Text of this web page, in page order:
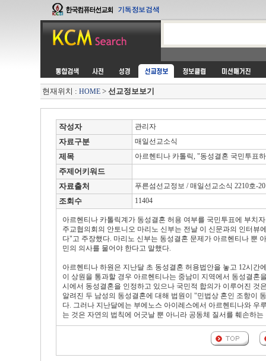
현재위치 : HOME> 선교정보보기
작성자 관리자
자료구분 매일선교소식
제목 아르헨티나 카톨릭, "동성결혼 국민투표
주제어키워드
자료출처
푸른섬선교정보 / 매일선교소식 2210호-
조회수 11404
아르헨티나 카톨릭계가 동성결혼 허용 여부를 국민투표에 부치
주교협의회의 안토니오 마리노 신부는 전날 이 신문과의 인터
다"고 주장했다. 마리노 신부는 동성결혼 문제가 아르헨티나 뿐
민의 의사를 물어야 한다고 말했다.
아르헨티나 하원은 지난달 초 동성결혼 허용법안을 놓고 12시간
이 상원을 통과할 경우 아르헨티나는 중남미 지역에서 동성결
시에서 동성결혼을 인정하고 있으나 국민적 합의가 이루어진 것
알려진 두 남성의 동성결혼에 대해 법원이 "민법상 혼인 조항이
다. 그러나 지난달에는 부에노스 아이레스에서 아르헨티나와
는 것은 자연의 법칙에 어긋날 뿐 아니라 공동체 질서를 훼손하